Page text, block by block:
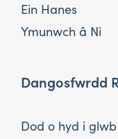
Ein Hanes
Ymunwch â Ni
Dangosfwrdd
Dod o hyd i glwb